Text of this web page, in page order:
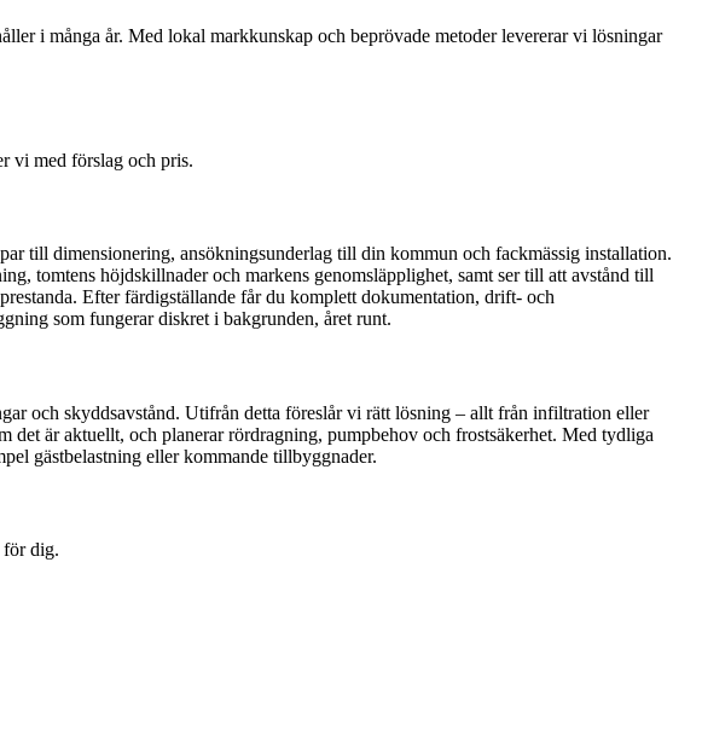
i många år. Med lokal markkunskap och beprövade metoder levererar vi lösningar
vi med förslag och pris.
till dimensionering, ansökningsunderlag till din kommun och fackmässig installation.
tomtens höjdskillnader och markens genomsläpplighet, samt ser till att avstånd till
Efter färdigställande får du komplett dokumentation, drift- och
som fungerar diskret i bakgrunden, året runt.
och skyddsavstånd. Utifrån detta föreslår vi rätt lösning – allt från infiltration eller
är aktuellt, och planerar rördragning, pumpbehov och frostsäkerhet. Med tydliga
gästbelastning eller kommande tillbyggnader.
för dig.